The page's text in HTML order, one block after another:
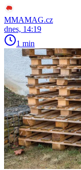
MMAMAG.cz
dnes, 14:19
1 min